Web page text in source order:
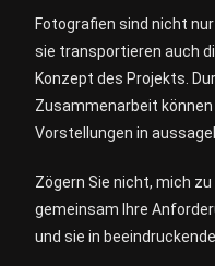
Fotografien sind nicht
sie transportieren auch
Konzept des Projekts.
Zusammenarbeit
Vorstellungen in
Zögern Sie nicht, mich
gemeinsam Ihre
und sie in